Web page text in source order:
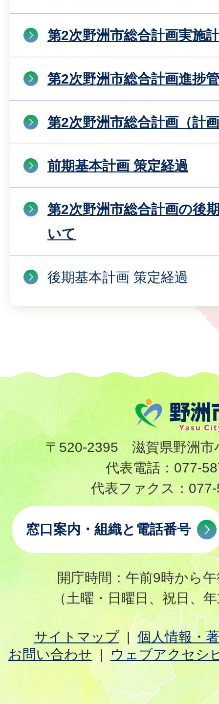
第2次野洲市総合計画実施
第2次野洲市総合計画進捗
第2次野洲市総合計画（計
前期基本計画 策定経過
第2次野洲市総合計画の後
いて
後期基本計画 策定経過
〒520-2395 滋賀県野洲市
代表電話： 077-
代表ファクス：
窓口案内・組織と電話番号
開庁時間：午前9時から
（土曜・日曜日、祝日、
サイトマップ
個人情報・
お問い合わせ
ウェブアクセシ